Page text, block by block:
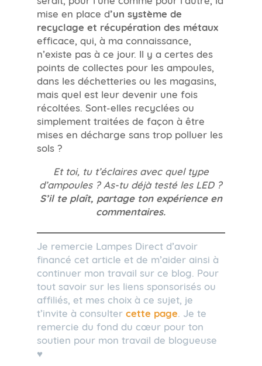
mise en place d’un système de
recyclage et récupération des métaux
efficace, qui, à ma connaissance,
n’existe pas à ce jour. Il y a certes des
points de collectes pour les ampoules,
dans les déchetteries ou les magasins,
mais quel est leur devenir une fois
récoltées. Sont-elles recyclées ou
simplement traitées de façon à être
mises en décharge sans trop polluer les
sols ?
Et toi, tu t’éclaires avec quel type
d’ampoules ? As-tu déjà testé les LED ?
S’il te plaît, partage ton expérience en
commentaires.
Je remercie Lampes Direct d’avoir
financé cet article et de m’aider ainsi à
continuer mon travail sur ce blog. Pour
tout savoir sur les liens sponsorisés ou
affiliés, et mes choix à ce sujet, je
t’invite à consulter cette page . Je te
remercie du fond du cœur pour ton
soutien pour mon travail de blogueuse
♥